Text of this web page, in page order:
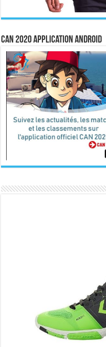
CAN 2020 Application Android